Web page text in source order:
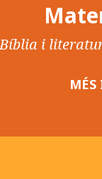
Bíblia i